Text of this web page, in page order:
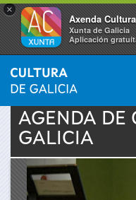
×
Axenda Cultura
Xunta de Galicia
Aplicación
Se
encuentra
usted
INICIO › ACTUALIDAD
AGENDA DE
GALICIA